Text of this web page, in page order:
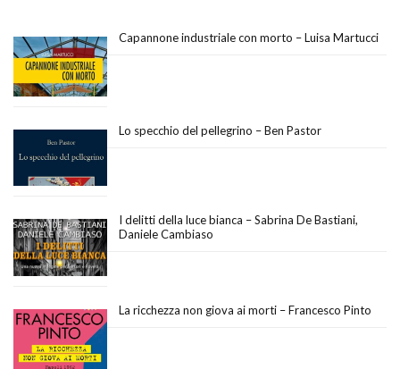
Capannone industriale con morto – Luisa Martucci
Lo specchio del pellegrino – Ben Pastor
I delitti della luce bianca – Sabrina De Bastiani,
Daniele Cambiaso
La ricchezza non giova ai morti – Francesco Pinto